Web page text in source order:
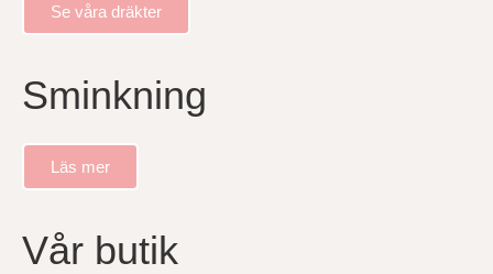
Se våra dräkter
Sminkning
Läs mer
Vår butik